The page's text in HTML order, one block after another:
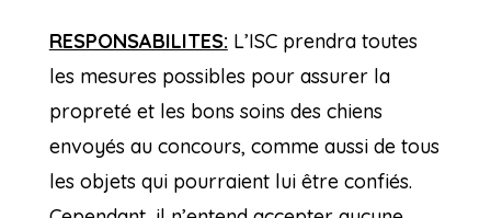
RESPONSABILITES: L’ISC prendra toutes
les mesures possibles pour assurer la
propreté et les bons soins des chiens
envoyés au concours, comme aussi de tous
les objets qui pourraient lui être confiés.